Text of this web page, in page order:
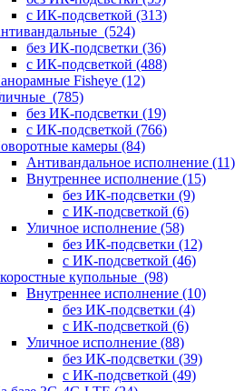
с ИК-подсветкой (313)
(524)
без ИК-подсветки (36)
с ИК-подсветкой (488)
Fisheye (12)
(785)
без ИК-подсветки (19)
с ИК-подсветкой (766)
камеры (84)
Антивандальное исполнение (11)
Внутреннее исполнение (15)
без ИК-подсветки (9)
с ИК-подсветкой (6)
Уличное исполнение (58)
без ИК-подсветки (12)
с ИК-подсветкой (46)
купольные (98)
Внутреннее исполнение (10)
без ИК-подсветки (4)
с ИК-подсветкой (6)
Уличное исполнение (88)
без ИК-подсветки (39)
с ИК-подсветкой (49)